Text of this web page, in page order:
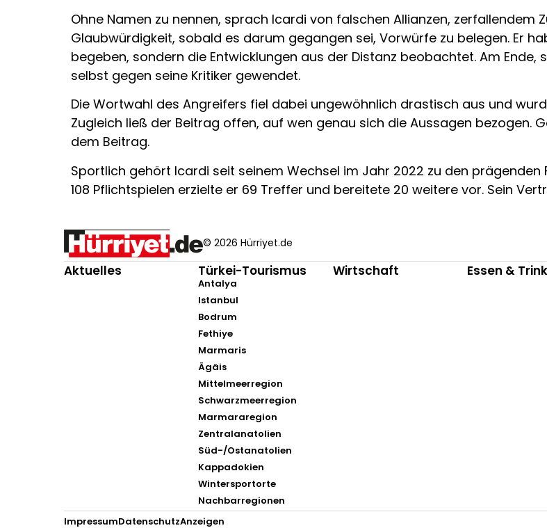
Ohne Namen zu nennen, sprach Icardi von falschen Allianzen, zerfallendem
Glaubwürdigkeit, sobald es darum gegangen sei, Vorwürfe zu belegen. Er
begeben, sondern die Entwicklungen aus der Distanz beobachtet. Am
selbst gegen seine Kritiker gewendet.
Die Wortwahl des Angreifers fiel dabei ungewöhnlich drastisch aus und
Zugleich ließ der Beitrag offen, auf wen genau sich die Aussagen bezogen.
dem Beitrag.
Sportlich gehört Icardi seit seinem Wechsel im Jahr 2022 zu den prägenden
108 Pflichtspielen erzielte er 69 Treffer und bereitete 20 weitere vor. Sein
© 2026 Hürriyet.de
Aktuelles Türkei-Tourismus
Antalya
Istanbul
Bodrum
Fethiye
Marmaris
Ägäis
Mittelmeerregion
Schwarzmeerregion
Marmararegion
Zentralanatolien
Süd-/Ostanatolien
Kappadokien
Wintersportorte
Nachbarregionen
Wirtschaft Essen &
ImpressumDatenschutzAnzeigen